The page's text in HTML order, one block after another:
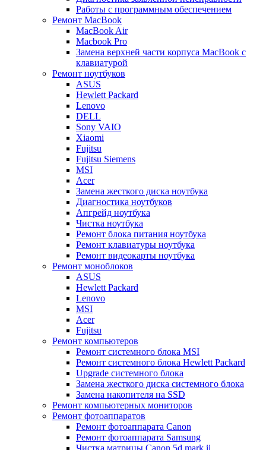
Работы с программным обеспечением
Ремонт MacBook
MacBook Air
Macbook Pro
Замена верхней части корпуса MacBook с
клавиатурой
Ремонт ноутбуков
ASUS
Hewlett Packard
Lenovo
DELL
Sony VAIO
Xiaomi
Fujitsu
Fujitsu Siemens
MSI
Acer
Замена жесткого диска ноутбука
Диагностика ноутбуков
Апгрейд ноутбука
Чистка ноутбука
Ремонт блока питания ноутбука
Ремонт клавиатуры ноутбука
Ремонт видеокарты ноутбука
Ремонт моноблоков
ASUS
Hewlett Packard
Lenovo
MSI
Acer
Fujitsu
Ремонт компьютеров
Ремонт системного блока MSI
Ремонт системного блока Hewlett Packard
Upgrade системного блока
Замена жесткого диска системного блока
Замена накопителя на SSD
Ремонт компьютерных мониторов
Ремонт фотоаппаратов
Ремонт фотоаппарата Canon
Ремонт фотоаппарата Samsung
Чистка матрицы Canon 5d mark ii